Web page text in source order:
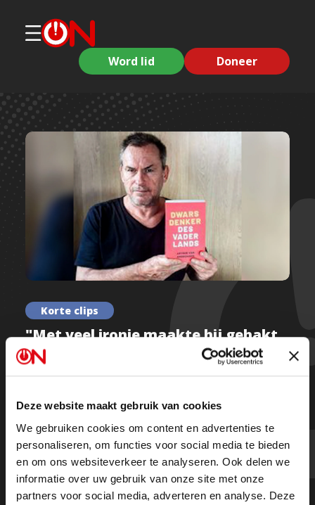
Deze website maakt gebruik van cookies
We gebruiken cookies om content en advertenties te
personaliseren, om functies voor social media te bieden
en om ons websiteverkeer te analyseren. Ook delen we
informatie over uw gebruik van onze site met onze
partners voor social media, adverteren en analyse. Deze
Word lid Doneer
Korte clips
"Met veel ironie maakte hij gehakt
van de zeurwijven van zijn
generatie" - Arthur van Amerongen
Beluister de hele podcast